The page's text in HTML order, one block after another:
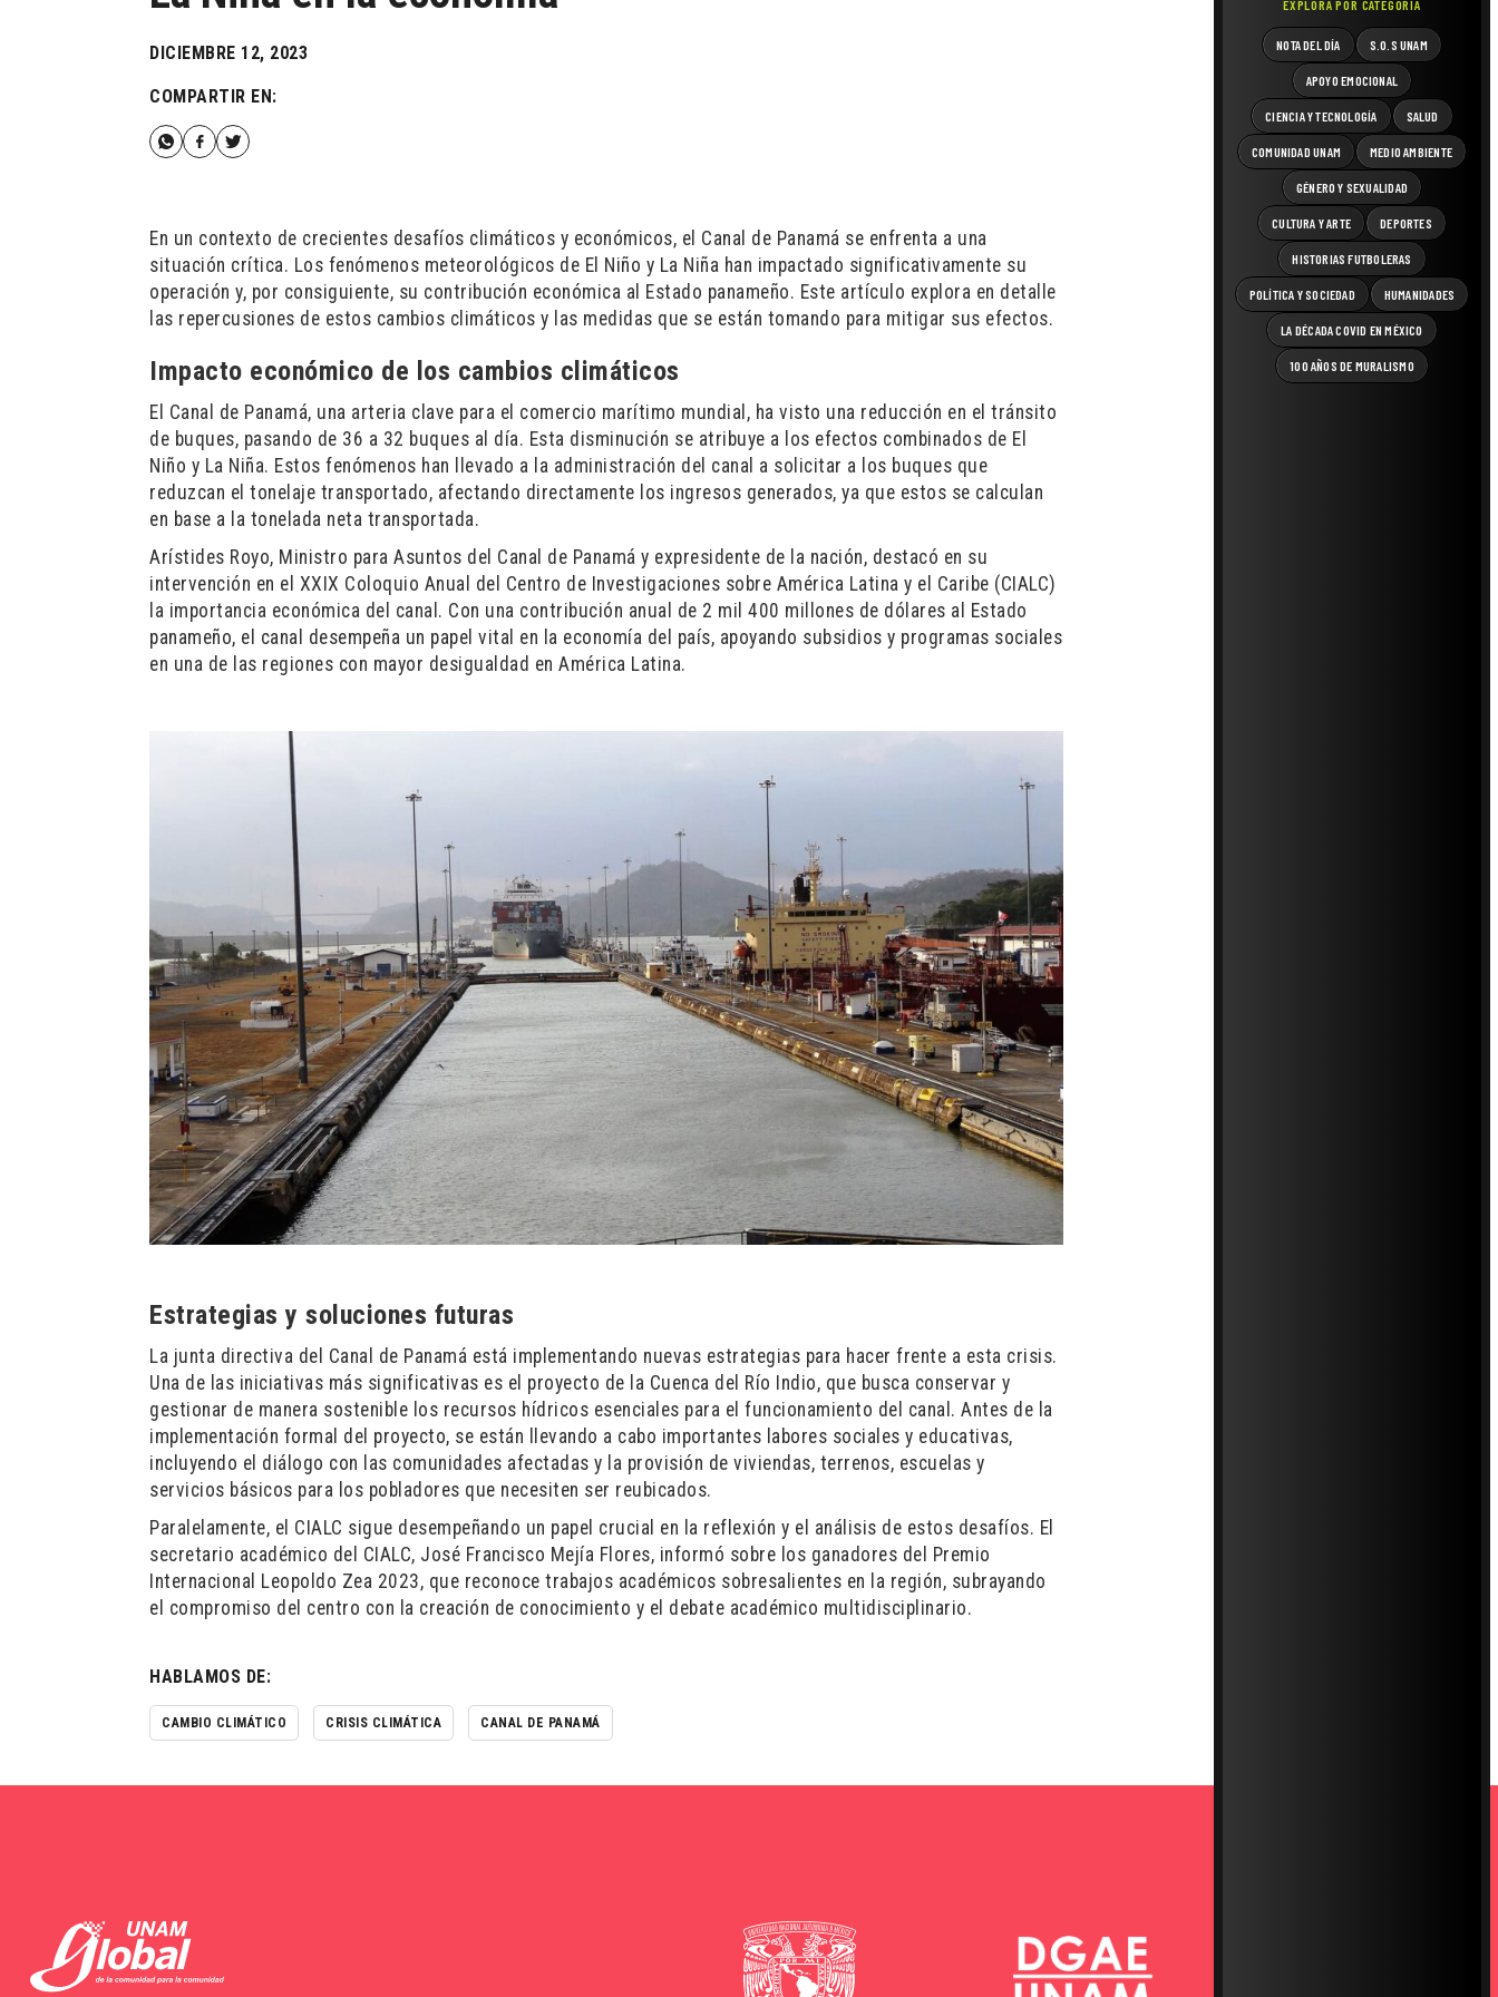
EXPLORA POR CATEGORÍA
NOTA DEL DÍA S.O.S UNAM
APOYO EMOCIONAL
CIENCIA Y TECNOLOGÍA SALUD
COMUNIDAD UNAM MEDIO AMBIENTE
GÉNERO Y SEXUALIDAD
CULTURA Y ARTE DEPORTES
HISTORIAS FUTBOLERAS
POLÍTICA Y SOCIEDAD HUMANIDADES
LA DÉCADA COVID EN MÉXICO
100 AÑOS DE MURALISMO
DICIEMBRE 12, 2023
COMPARTIR EN:
En un contexto de crecientes desafíos climáticos y económicos, el Canal de Panamá se enfrenta a una
situación crítica. Los fenómenos meteorológicos de El Niño y La Niña han impactado significativamente su
operación y, por consiguiente, su contribución económica al Estado panameño. Este artículo explora en detalle
las repercusiones de estos cambios climáticos y las medidas que se están tomando para mitigar sus efectos.
Impacto económico de los cambios climáticos
El Canal de Panamá, una arteria clave para el comercio marítimo mundial, ha visto una reducción en el tránsito
de buques, pasando de 36 a 32 buques al día. Esta disminución se atribuye a los efectos combinados de El
Niño y La Niña. Estos fenómenos han llevado a la administración del canal a solicitar a los buques que
reduzcan el tonelaje transportado, afectando directamente los ingresos generados, ya que estos se calculan
en base a la tonelada neta transportada.
Arístides Royo, Ministro para Asuntos del Canal de Panamá y expresidente de la nación, destacó en su
intervención en el XXIX Coloquio Anual del Centro de Investigaciones sobre América Latina y el Caribe (CIALC)
la importancia económica del canal. Con una contribución anual de 2 mil 400 millones de dólares al Estado
panameño, el canal desempeña un papel vital en la economía del país, apoyando subsidios y programas sociales
en una de las regiones con mayor desigualdad en América Latina.
Estrategias y soluciones futuras
La junta directiva del Canal de Panamá está implementando nuevas estrategias para hacer frente a esta crisis.
Una de las iniciativas más significativas es el proyecto de la Cuenca del Río Indio, que busca conservar y
gestionar de manera sostenible los recursos hídricos esenciales para el funcionamiento del canal. Antes de la
implementación formal del proyecto, se están llevando a cabo importantes labores sociales y educativas,
incluyendo el diálogo con las comunidades afectadas y la provisión de viviendas, terrenos, escuelas y
servicios básicos para los pobladores que necesiten ser reubicados.
Paralelamente, el CIALC sigue desempeñando un papel crucial en la reflexión y el análisis de estos desafíos. El
secretario académico del CIALC, José Francisco Mejía Flores, informó sobre los ganadores del Premio
Internacional Leopoldo Zea 2023, que reconoce trabajos académicos sobresalientes en la región, subrayando
el compromiso del centro con la creación de conocimiento y el debate académico multidisciplinario.
HABLAMOS DE:
CAMBIO CLIMÁTICO CRISIS CLIMÁTICA CANAL DE PANAMÁ